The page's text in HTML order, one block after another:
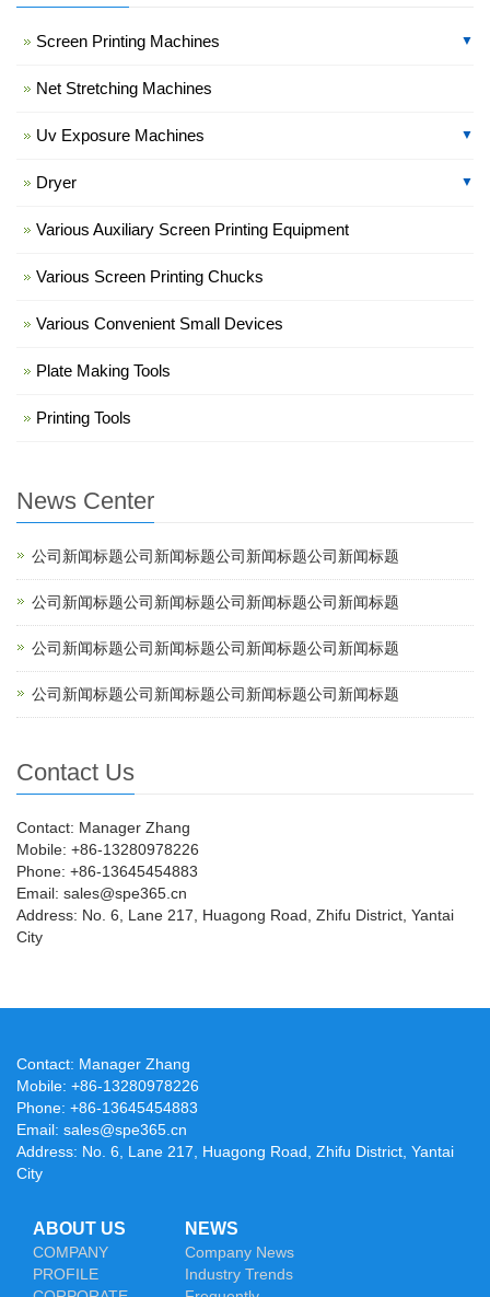
Screen Printing Machines ▼
Net Stretching Machines
Uv Exposure Machines ▼
Dryer ▼
Various Auxiliary Screen Printing Equipment
Various Screen Printing Chucks
Various Convenient Small Devices
Plate Making Tools
Printing Tools
News Center
公司新闻标题公司新闻标题公司新闻标题公司新闻标题
公司新闻标题公司新闻标题公司新闻标题公司新闻标题
公司新闻标题公司新闻标题公司新闻标题公司新闻标题
公司新闻标题公司新闻标题公司新闻标题公司新闻标题
Contact Us
Contact: Manager Zhang
Mobile: +86-13280978226
Phone: +86-13645454883
Email: sales@spe365.cn
Address: No. 6, Lane 217, Huagong Road, Zhifu District, Yantai
City
Contact: Manager Zhang
Mobile: +86-13280978226
Phone: +86-13645454883
Email: sales@spe365.cn
Address: No. 6, Lane 217, Huagong Road, Zhifu District, Yantai
City
ABOUT US
COMPANY
PROFILE
NEWS
Company News
Industry Trends